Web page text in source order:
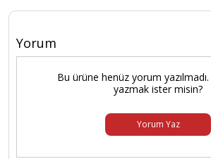
Yorum
Bu ürüne henüz yorum
yazmak ister misin?
Yorum Yaz